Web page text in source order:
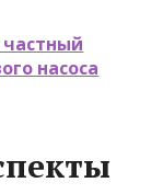
частный
насоса